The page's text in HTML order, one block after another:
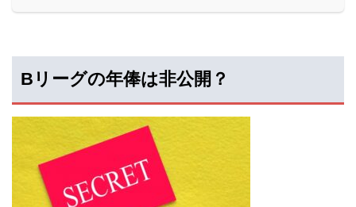
Bリーグの年俸は非公開？